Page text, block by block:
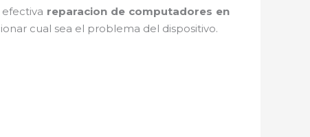
reparacion de computadores en
cual sea el problema del dispositivo.